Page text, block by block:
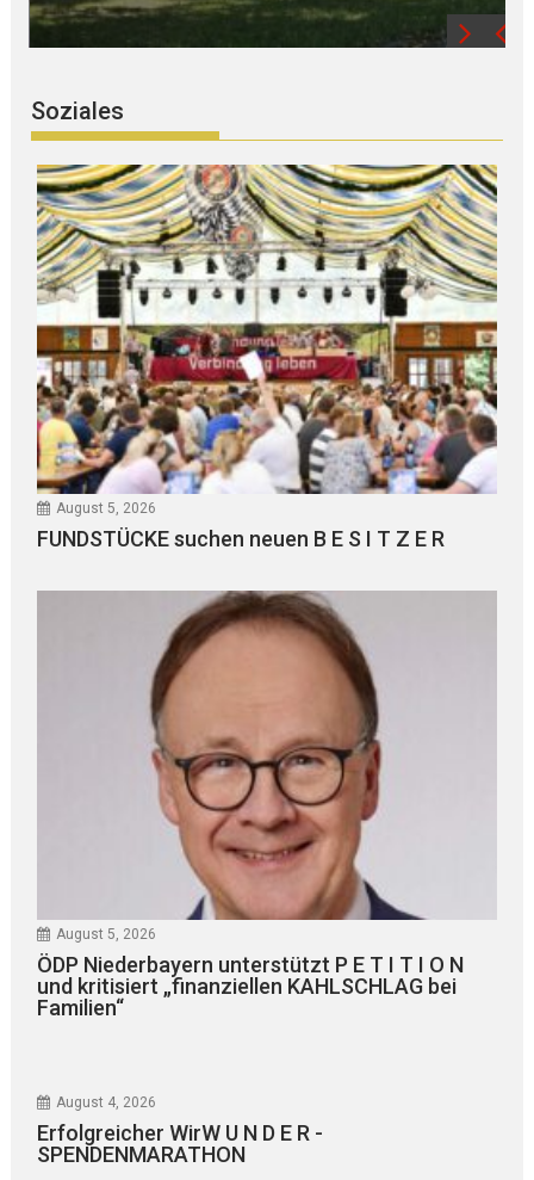
Soziales
August 5, 2026
FUNDSTÜCKE suchen neuen B E S I T Z E R
August 5, 2026
ÖDP Niederbayern unterstützt P E T I T I O N
und kritisiert „finanziellen KAHLSCHLAG bei
Familien“
August 4, 2026
Erfolgreicher WirW U N D E R -
SPENDENMARATHON